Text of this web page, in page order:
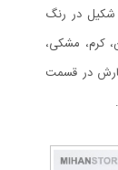
شکیل در رنگ
کرم، مشکی،
در قسمت